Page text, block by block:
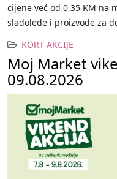
cijene već od 0,35 KM na
sladolede i proizvode za
KORT AKCIJE
Moj Market
09.08.2026